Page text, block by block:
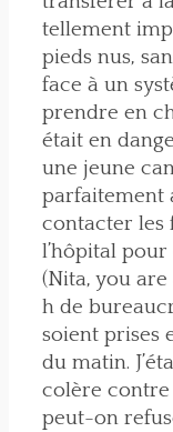
tellement
pieds nus,
face à un
prendre en
était en
une jeune
parfaitement
contacter les
l’hôpital pour
(Nita, you
h de
soient prises
du matin.
colère contre
peut-on